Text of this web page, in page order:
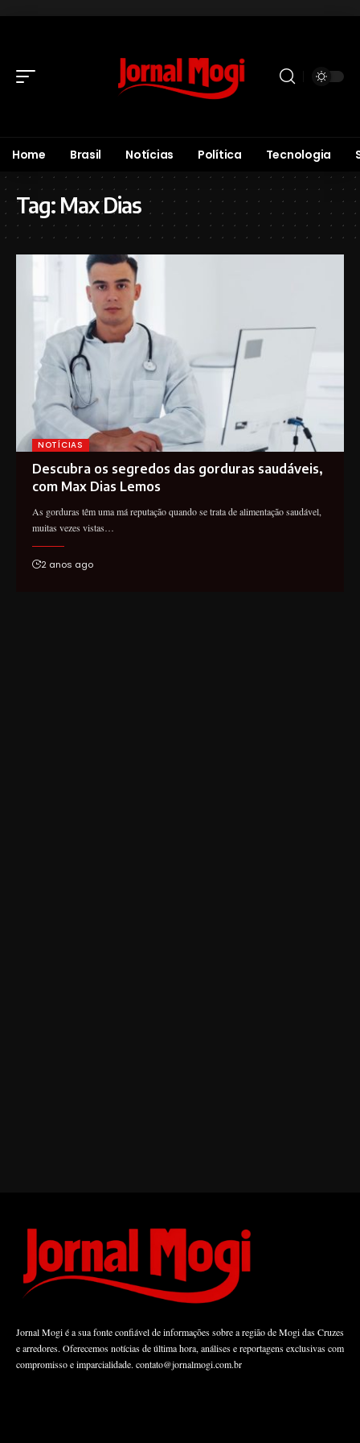
Home Brasil Notícias Política Tecnologia
Tag: Max Dias
NOTÍCIAS
Descubra os segredos das gorduras saudáveis,
com Max Dias Lemos
As gorduras têm uma má reputação quando se trata de alimentação saudável,
muitas vezes vistas…
2 anos ago
Jornal Mogi é a sua fonte confiável de informações sobre a região de Mogi das Cruzes
e arredores. Oferecemos notícias de última hora, análises e reportagens exclusivas com
compromisso e imparcialidade. contato@jornalmogi.com.br